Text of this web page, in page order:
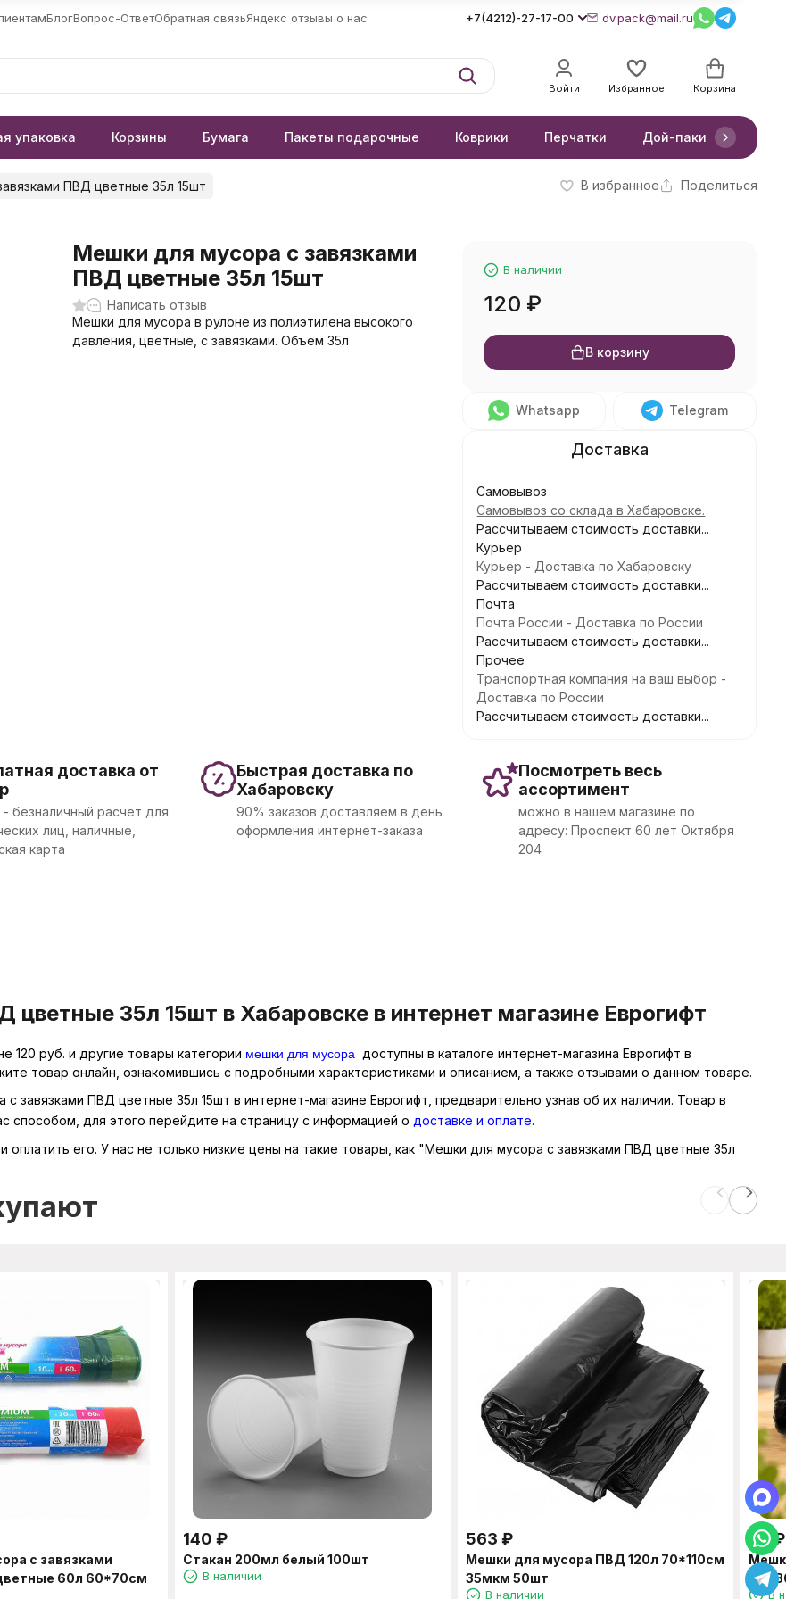
БлогВопрос-ОтветОбратная связьЯндекс отзывы о нас +7(4212)-27-17-00 dv.pack@mail.ru
Войти Избранное Корзина
упаковка Корзины Бумага Пакеты подарочные Коврики Перчатки Дой-паки
ПВД цветные 35л 15шт В избранное Поделиться
Мешки для мусора с завязками
ПВД цветные 35л 15шт
Написать отзыв
Мешки для мусора в рулоне из полиэтилена высокого
давления, цветные, с завязками. Объем 35л
В наличии
120 ₽
В корзину
Whatsapp Telegram
Самовывоз
Самовывоз со склада в Хабаровске.
Рассчитываем стоимость доставки...
Курьер
Курьер - Доставка по Хабаровску
Рассчитываем стоимость доставки...
Почта
Почта России - Доставка по России
Рассчитываем стоимость доставки...
Прочее
Транспортная компания на ваш выбор -
Доставка по России
Рассчитываем стоимость доставки...
доставка от
безналичный расчет для
лиц, наличные,
карта
Быстрая доставка по
Хабаровску
90% заказов доставляем в день
оформления интернет-заказа
Посмотреть весь
ассортимент
можно в нашем магазине по
адресу: Проспект 60 лет Октября
204
35л 15шт в Хабаровске в интернет магазине Еврогифт
120 руб. и другие товары категории мешки для мусора доступны в каталоге интернет-магазина Еврогифт в
товар онлайн, ознакомившись с подробными характеристиками и описанием, а также отзывами о данном товаре.
завязками ПВД цветные 35л 15шт в интернет-магазине Еврогифт, предварительно узнав об их наличии. Товар в
для этого перейдите на страницу с информацией о доставке и оплате.
оплатить его. У нас не только низкие цены на такие товары, как "Мешки для мусора с завязками ПВД цветные 35л
с завязками
60л 60*70см
140 ₽
Стакан 200мл белый 100шт
В наличии
563 ₽
Мешки для мусора ПВД 120л 70*110см
35мкм 50шт
В наличии
85 ₽
В